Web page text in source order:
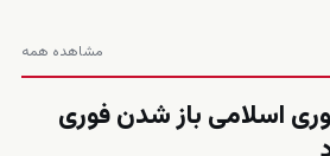
مشاهده همه
اسلامی باز شدن فوری